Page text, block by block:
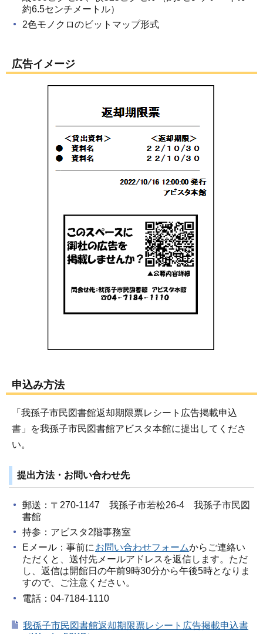
約6.5センチメートル）
2色モノクロのビットマップ形式
広告イメージ
申込み方法
「我孫子市民図書館返却期限票レシート広告掲載申込
書」を我孫子市民図書館アビスタ本館に提出してくださ
い。
提出方法・お問い合わせ先
郵送：〒270-1147 我孫子市若松26-4 我孫子市民図
書館
持参：アビスタ2階事務室
Eメール：事前にお問い合わせフォームからご連絡い
ただくと、送付先メールアドレスを返信します。ただ
し、返信は開館日の午前9時30分から午後5時となりま
すので、ご注意ください。
電話：04-7184-1110
我孫子市民図書館返却期限票レシート広告掲載申込書